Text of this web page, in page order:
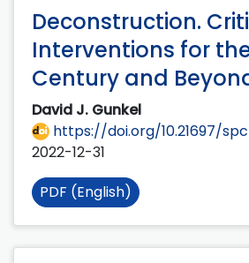
Deconstruction.
Interventions for
Century and
David J. Gunkel
https://doi.org/10.21697/
2022-12-31
PDF (English)